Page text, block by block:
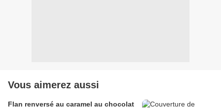
Vous aimerez aussi
Flan renversé au caramel au chocolat